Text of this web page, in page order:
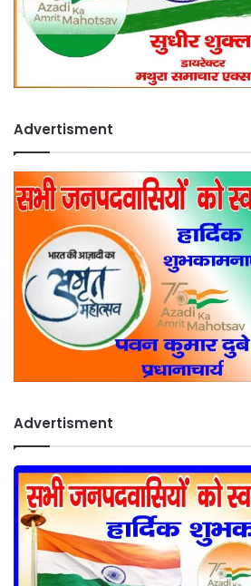
Advertisment
Advertisment